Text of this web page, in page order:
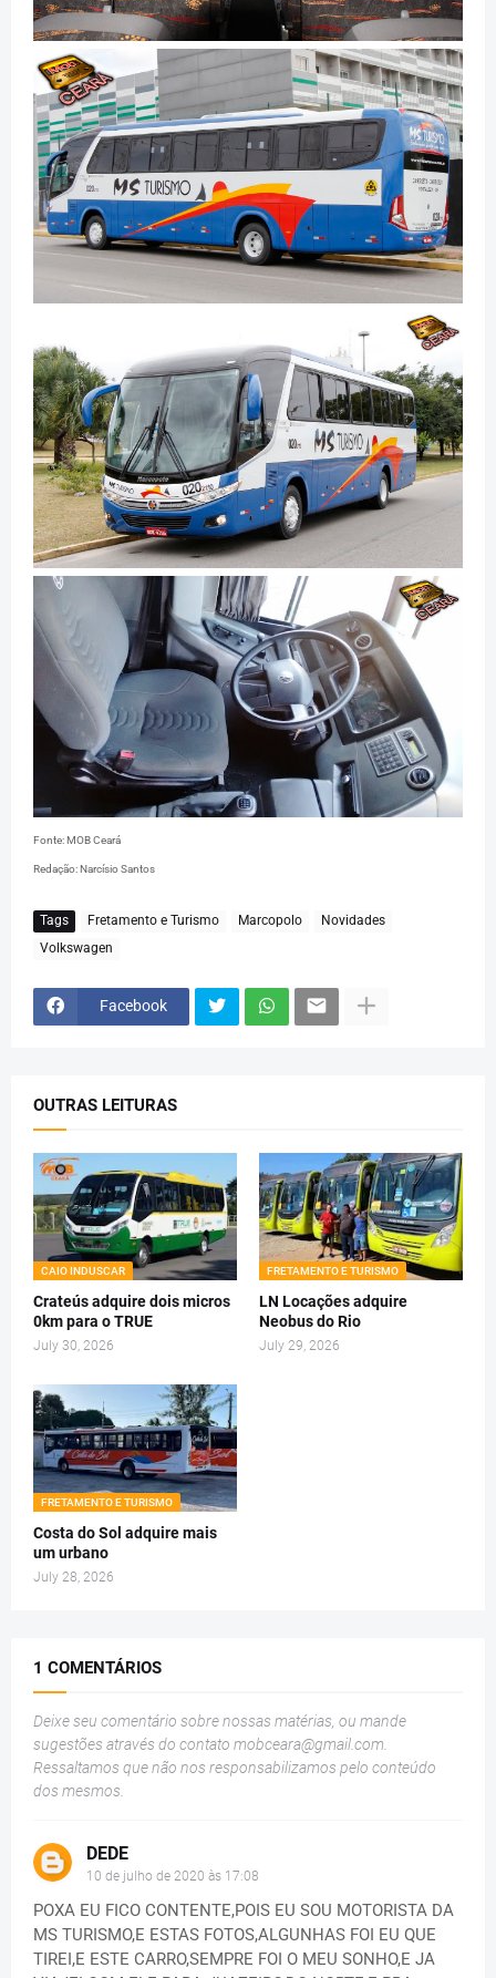
Fonte: MOB Ceará
Redação: Narcísio Santos
Tags Fretamento e Turismo Marcopolo
Novidades
Volkswagen
Facebook
OUTRAS LEITURAS
CAIO INDUSCAR
Crateús adquire dois micros
0km para o TRUE
July 30, 2026
FRETAMENTO E TURISMO
LN Locações adquire
Neobus do Rio
July 29, 2026
FRETAMENTO E TURISMO
Costa do Sol adquire mais
um urbano
July 28, 2026
1 COMENTÁRIOS
Deixe seu comentário sobre nossas matérias, ou mande
sugestões através do contato mobceara@gmail.com
Ressaltamos que não nos responsabilizamos pelo conteúdo
dos mesmos.
DEDE
10 de julho de 2020 às 17:08
POXA EU FICO CONTENTE,POIS EU SOU MOTORISTA DA
MS TURISMO,E ESTAS FOTOS,ALGUNHAS FOI EU QUE
TIREI,E ESTE CARRO,SEMPRE FOI O MEU SONHO,E JA